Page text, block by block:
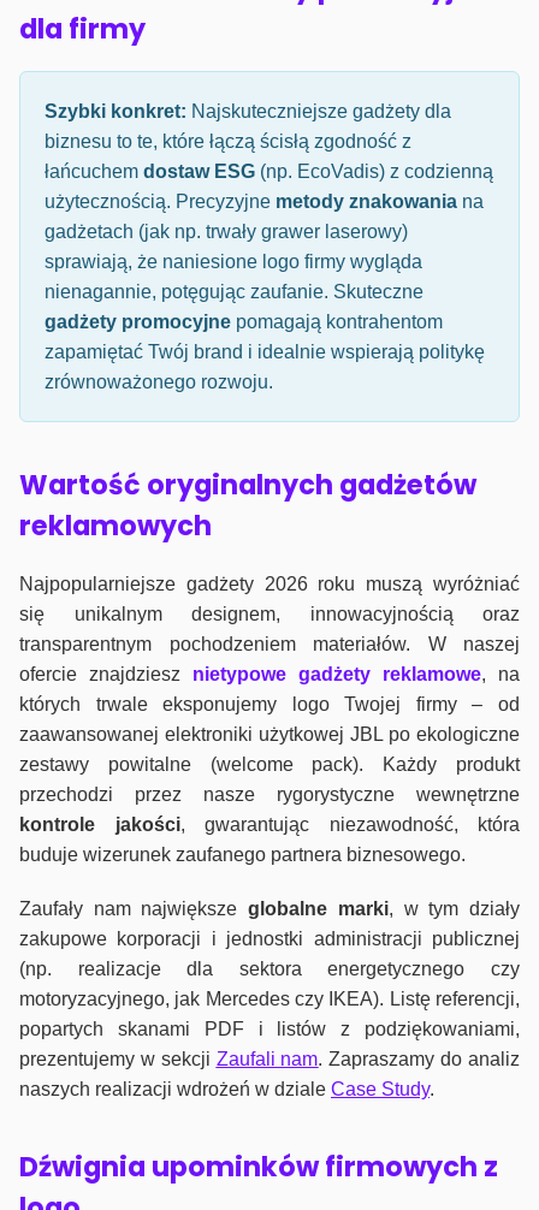
dla firmy
Szybki konkret: Najskuteczniejsze gadżety dla
biznesu to te, które łączą ścisłą zgodność z
łańcuchem dostaw ESG (np. EcoVadis) z codzienną
użytecznością. Precyzyjne metody znakowania na
gadżetach (jak np. trwały grawer laserowy)
sprawiają, że naniesione logo firmy wygląda
nienagannie, potęgując zaufanie. Skuteczne
gadżety promocyjne pomagają kontrahentom
zapamiętać Twój brand i idealnie wspierają politykę
zrównoważonego rozwoju.
Wartość oryginalnych gadżetów
reklamowych
Najpopularniejsze gadżety 2026 roku muszą wyróżniać
się unikalnym designem, innowacyjnością oraz
transparentnym pochodzeniem materiałów. W naszej
ofercie znajdziesz nietypowe gadżety reklamowe, na
których trwale eksponujemy logo Twojej firmy – od
zaawansowanej elektroniki użytkowej JBL po ekologiczne
zestawy powitalne (welcome pack). Każdy produkt
przechodzi przez nasze rygorystyczne wewnętrzne
kontrole jakości, gwarantując niezawodność, która
buduje wizerunek zaufanego partnera biznesowego.
Zaufały nam największeglobalne marki, w tym działy
zakupowe korporacji i jednostki administracji publicznej
(np. realizacje dla sektora energetycznego czy
motoryzacyjnego, jak Mercedes czy IKEA). Listę referencji,
popartych skanami PDF i listów z podziękowaniami,
prezentujemy w sekcji Zaufali nam. Zapraszamy do analiz
naszych realizacji wdrożeń w dziale Case Study.
Dźwignia upominków firmowych z